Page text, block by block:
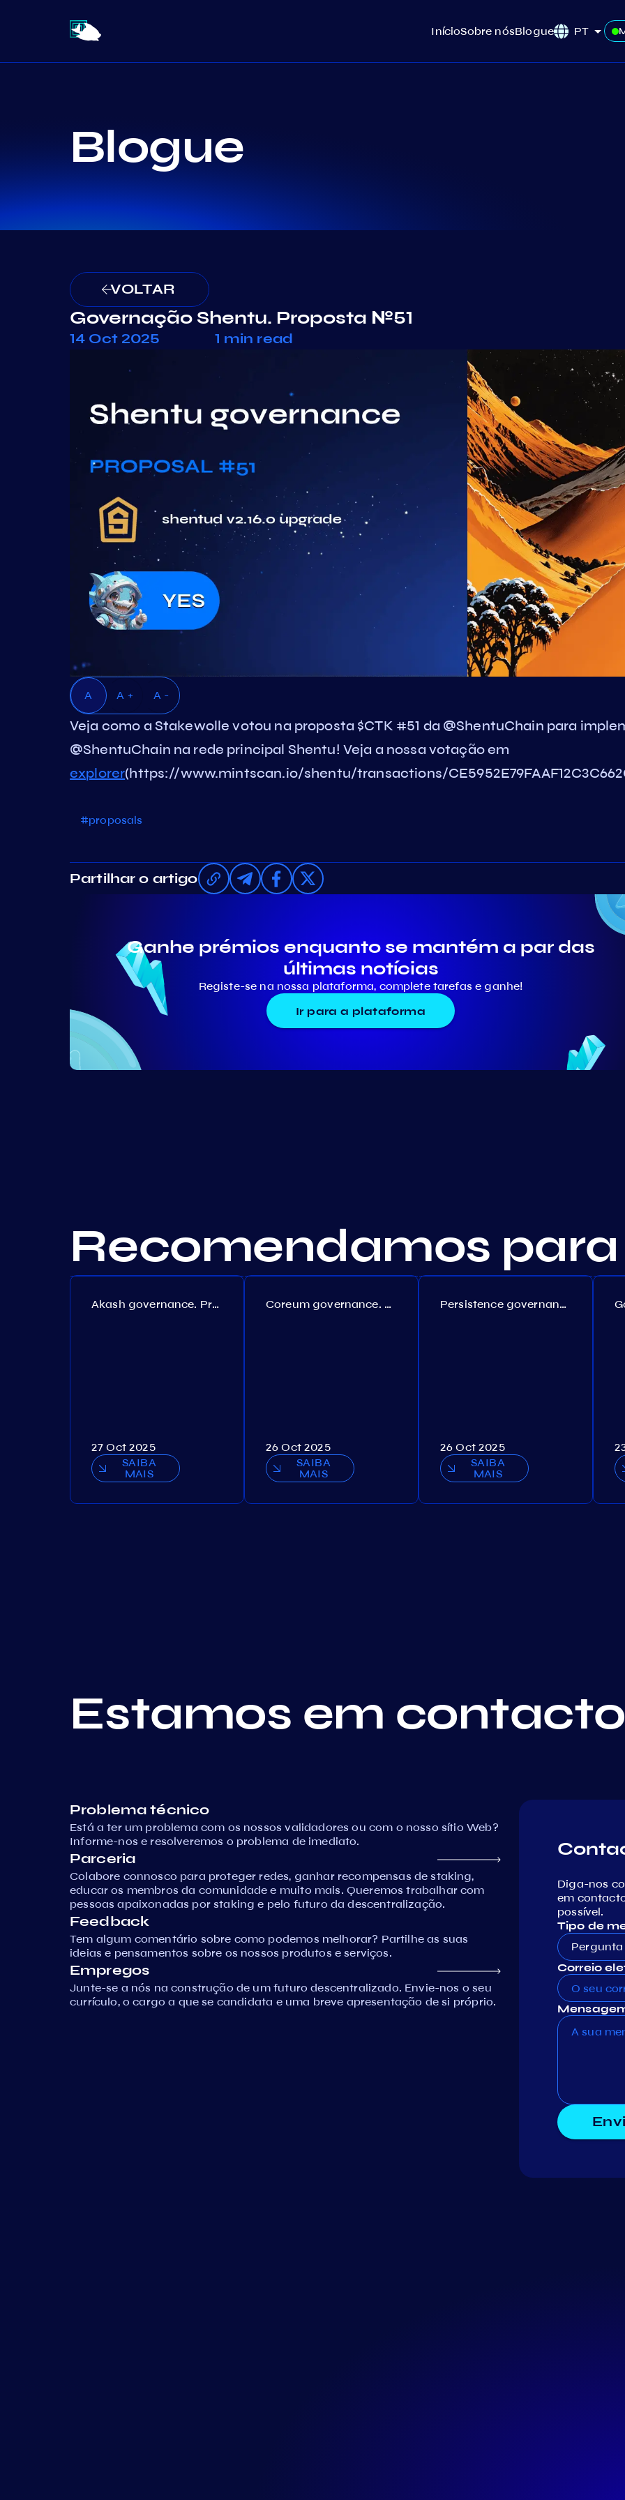
InícioSobre nósBlogue PT
Blogue
VOLTAR
Governação Shentu. Proposta №51
14 Oct 2025 1 min read
A A + A -
Veja como a Stakewolle votou na proposta $CTK #51 da @ShentuChain para
@ShentuChain na rede principal Shentu! Veja a nossa votação em
explorer(https://www.mintscan.io/shentu/transactions/
#proposals
Partilhar o artigo
Ganhe prémios enquanto se mantém a par das
últimas notícias
Registe-se na nossa plataforma, complete tarefas e ganhe!
Ir para a plataforma
Recomendamos para
Akash governance. Proposal №308
27 Oct 2025
SAIBA
MAIS
Coreum governance. Proposal №22
26 Oct 2025
SAIBA
MAIS
Persistence governance. Proposal №150
26 Oct 2025
SAIBA
MAIS
Estamos em contacto
Problema técnico
Está a ter um problema com os nossos validadores ou com o nosso sítio Web?
Informe-nos e resolveremos o problema de imediato.
Parceria
Colabore connosco para proteger redes, ganhar recompensas de staking,
educar os membros da comunidade e muito mais. Queremos trabalhar com
pessoas apaixonadas por staking e pelo futuro da descentralização.
Feedback
Tem algum comentário sobre como podemos melhorar? Partilhe as suas
ideias e pensamentos sobre os nossos produtos e serviços.
Empregos
Junte-se a nós na construção de um futuro descentralizado. Envie-nos o seu
currículo, o cargo a que se candidata e uma breve apresentação de si próprio.
Diga-nos
em
possível.
Tipo de
Correio